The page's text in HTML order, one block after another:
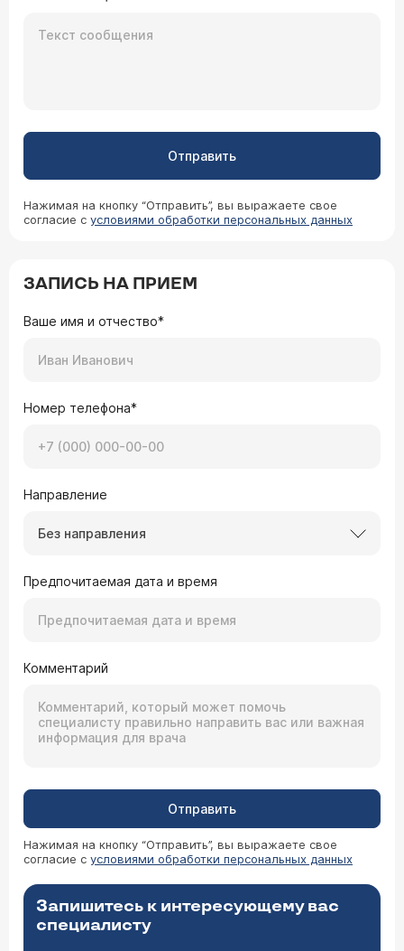
Отправить
Нажимая на кнопку “Отправить”, вы выражаете свое
согласие с условиями обработки персональных данных
ЗАПИСЬ НА ПРИЕМ
Ваше имя и отчество*
Номер телефона*
Направление
Без направления
Предпочитаемая дата и время
Комментарий
Отправить
Нажимая на кнопку “Отправить”, вы выражаете свое
согласие с условиями обработки персональных данных
Запишитесь к интересующему вас
специалисту